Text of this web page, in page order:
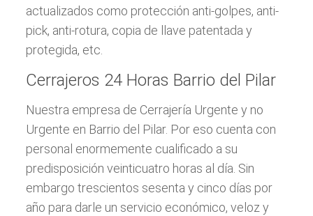
actualizados como protección anti-golpes, anti-
pick, anti-rotura, copia de llave patentada y
protegida, etc.
Cerrajeros 24 Horas Barrio del Pilar
Nuestra empresa de Cerrajería Urgente y no
Urgente en Barrio del Pilar. Por eso cuenta con
personal enormemente cualificado a su
predisposición veinticuatro horas al día. Sin
embargo trescientos sesenta y cinco días por
año para darle un servicio económico, veloz y